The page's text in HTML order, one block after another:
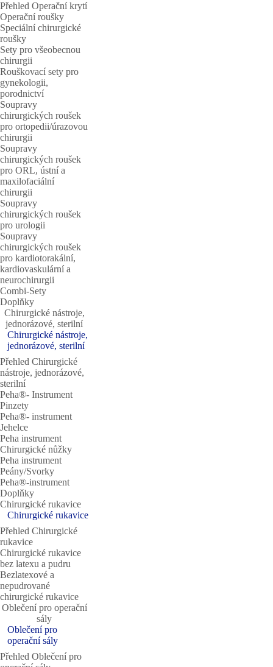
Přehled Operační krytí
Operační roušky
Speciální chirurgické
roušky
Sety pro všeobecnou
chirurgii
Rouškovací sety pro
gynekologii,
porodnictví
Soupravy
chirurgických roušek
pro ortopedii/úrazovou
chirurgii
Soupravy
chirurgických roušek
pro ORL, ústní a
maxilofaciální
chirurgii
Soupravy
chirurgických roušek
pro urologii
Soupravy
chirurgických roušek
pro kardiotorakální,
kardiovaskulární a
neurochirurgii
Combi-Sety
Doplňky
Chirurgické nástroje,
jednorázové, sterilní
Chirurgické nástroje,
jednorázové, sterilní
Přehled Chirurgické
nástroje, jednorázové,
sterilní
Peha®- Instrument
Pinzety
Peha®- instrument
Jehelce
Peha instrument
Chirurgické nůžky
Peha instrument
Peány/Svorky
Peha®-instrument
Doplňky
Chirurgické rukavice
Chirurgické rukavice
Přehled Chirurgické
rukavice
Chirurgické rukavice
bez latexu a pudru
Bezlatexové a
nepudrované
chirurgické rukavice
Oblečení pro operační
sály
Oblečení pro
operační sály
Přehled Oblečení pro